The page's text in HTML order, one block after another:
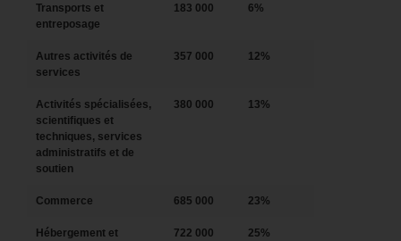
Transports et
entreposage
183 000 6%
Autres activités de
services
357 000 12%
Activités spécialisées,
scientifiques et
techniques, services
administratifs et de
soutien
380 000 13%
Commerce 685 000 23%
Hébergement et
722 000 25%